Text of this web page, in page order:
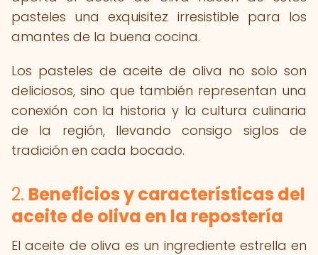
pasteles una exquisitez irresistible para los
amantes de la buena cocina.
Los pasteles de aceite de oliva no solo son
deliciosos, sino que también representan una
conexión con la historia y la cultura culinaria
de la región, llevando consigo siglos de
tradición en cada bocado.
2. Beneficios y características del
aceite de oliva en la repostería
El aceite de oliva es un ingrediente estrella en